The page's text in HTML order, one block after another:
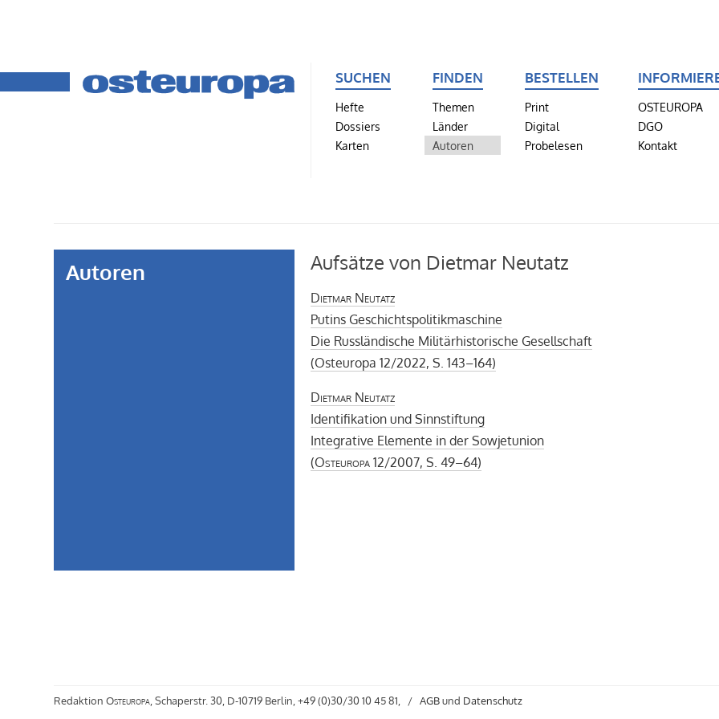
SUCHEN
Hefte
Dossiers
Karten
FINDEN
Themen
Länder
Autoren
BESTELLEN
Print
Digital
Probelesen
OSTEUROPA
DGO
Kontakt
Autoren Aufsätze von Dietmar Neutatz
Dietmar Neutatz
Putins Geschichtspolitikmaschine
Die Russländische Militärhistorische Gesellschaft
(Osteuropa 12/2022, S. 143–164)
Dietmar Neutatz
Identifikation und Sinnstiftung
Integrative Elemente in der Sowjetunion
(Osteuropa 12/2007, S. 49–64)
RedaktionOsteuropa , Schaperstr. 30, D-10719 Berlin, +49 (0)30/30 10 45 81, /AGBund Datenschutz